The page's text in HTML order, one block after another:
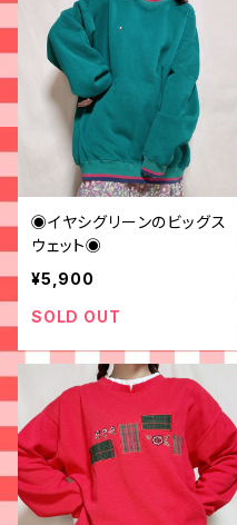
◉イヤシグリーンのビッグス
ウェット◉
¥5,900
SOLD OUT